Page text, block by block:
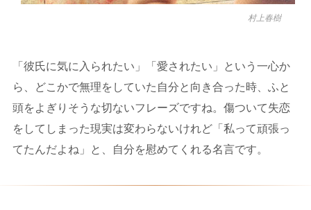
村上春樹
「彼氏に気に入られたい」「愛されたい」という一心か
ら、どこかで無理をしていた自分と向き合った時、ふと
頭をよぎりそうな切ないフレーズですね。傷ついて失恋
をしてしまった現実は変わらないけれど「私って頑張っ
てたんだよね」と、自分を慰めてくれる名言です。